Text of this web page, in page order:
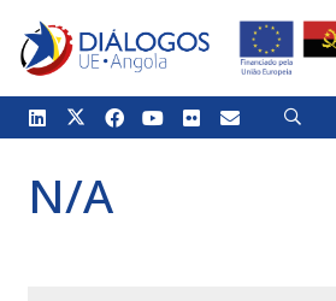
N/A